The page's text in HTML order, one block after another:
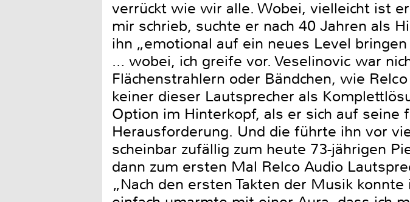
verrückt wie wir alle. Wobei, vielleicht ist
mir schrieb, suchte er nach 40 Jahren als
ihn „emotional auf ein neues Level
… wobei, ich greife vor. Veselinovic war
Flächenstrahlern oder Bändchen, wie
keiner dieser Lautsprecher als
Option im Hinterkopf, als er sich auf seine
Herausforderung. Und die führte ihn vor
scheinbar zufällig zum heute 73-jährigen
dann zum ersten Mal Relco Audio
„Nach den ersten Takten der Musik